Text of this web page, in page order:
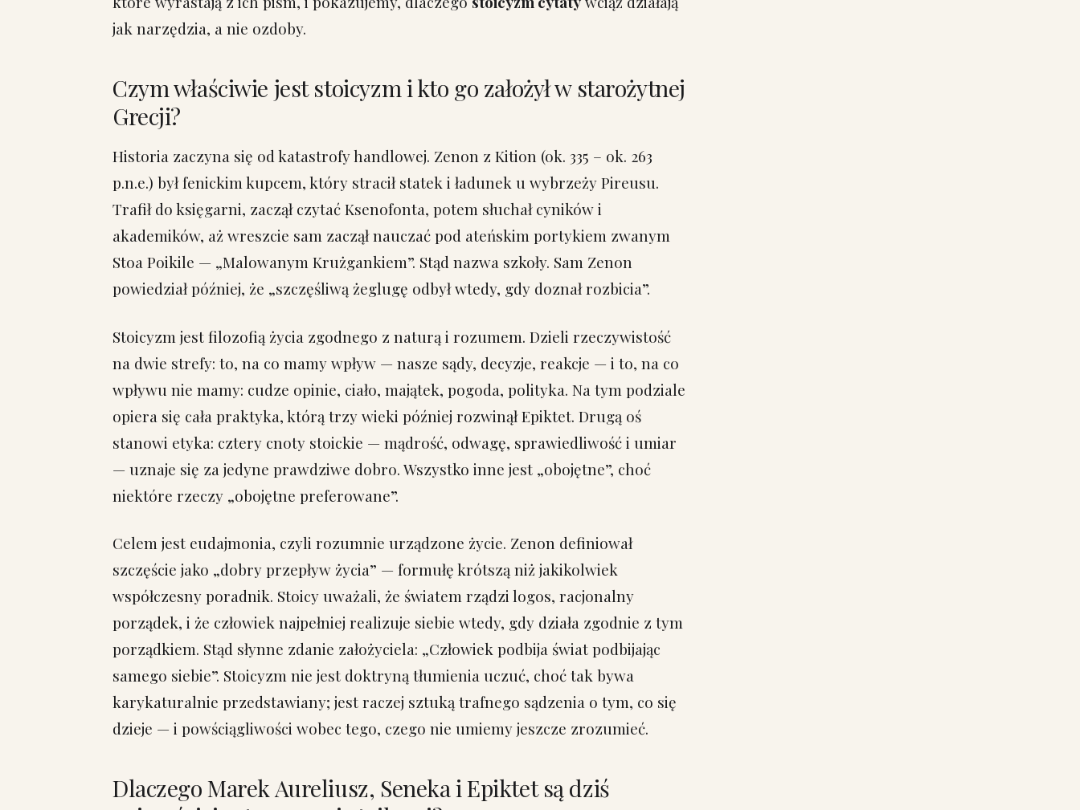
jak narzędzia, a nie ozdoby.
Czym właściwie jest stoicyzm i kto go założył w starożytnej
Grecji?
Historia zaczyna się od katastrofy handlowej. Zenon z Kition (ok. 335 – ok. 263
p.n.e.) był fenickim kupcem, który stracił statek i ładunek u wybrzeży Pireusu.
Trafił do księgarni, zaczął czytać Ksenofonta, potem słuchał cyników i
akademików, aż wreszcie sam zaczął nauczać pod ateńskim portykiem zwanym
Stoa Poikile — „Malowanym Krużgankiem”. Stąd nazwa szkoły. Sam Zenon
powiedział później, że „szczęśliwą żeglugę odbył wtedy, gdy doznał rozbicia”.
Stoicyzm jest filozofią życia zgodnego z naturą i rozumem. Dzieli rzeczywistość
na dwie strefy: to, na co mamy wpływ — nasze sądy, decyzje, reakcje — i to, na co
wpływu nie mamy: cudze opinie, ciało, majątek, pogoda, polityka. Na tym podziale
opiera się cała praktyka, którą trzy wieki później rozwinął Epiktet. Drugą oś
stanowi etyka: cztery cnoty stoickie — mądrość, odwagę, sprawiedliwość i umiar
— uznaje się za jedyne prawdziwe dobro. Wszystko inne jest „obojętne”, choć
niektóre rzeczy „obojętne preferowane”.
Celem jest eudajmonia, czyli rozumnie urządzone życie. Zenon definiował
szczęście jako „dobry przepływ życia” — formułę krótszą niż jakikolwiek
współczesny poradnik. Stoicy uważali, że światem rządzi logos, racjonalny
porządek, i że człowiek najpełniej realizuje siebie wtedy, gdy działa zgodnie z tym
porządkiem. Stąd słynne zdanie założyciela: „Człowiek podbija świat podbijając
samego siebie”. Stoicyzm nie jest doktryną tłumienia uczuć, choć tak bywa
karykaturalnie przedstawiany; jest raczej sztuką trafnego sądzenia o tym, co się
dzieje — i powściągliwości wobec tego, czego nie umiemy jeszcze zrozumieć.
Dlaczego Marek Aureliusz, Seneka i Epiktet są dziś